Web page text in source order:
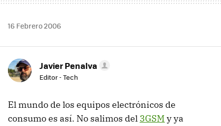
16 Febrero 2006
Javier Penalva
Editor - Tech
El mundo de los equipos electrónicos de
consumo es así. No salimos del 3GSM y ya